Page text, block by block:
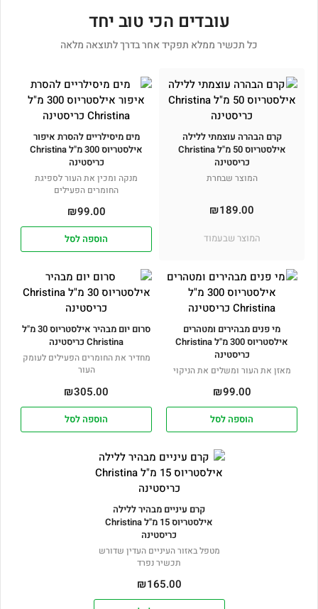
עובדים הכי טוב יחד
כל תכשיר ממלא תפקיד אחר בדרך לתוצאה מלאה
קרם הבהרה עוצמתי ללילה
אילסטריוס 50 מ"ל Christina
כריסטינה
המוצר שבחרת
₪189.00
המוצר שבעמוד
מים מיסילריים להסרת איפור
אילסטריוס 300 מ"ל Christina
כריסטינה
מנקה ומכין את העור לספיגת
החומרים הפעילים
₪99.00
הוספה לסל
מי פנים מבהירים ומטהרים
אילסטריוס 300 מ"ל Christina
כריסטינה
מאזן את העור ומשלים את הניקוי
₪99.00
הוספה לסל
סרום יום מבהיר אילסטריוס 30 מ"ל
Christina כריסטינה
מחדיר את החומרים הפעילים לעומק
העור
₪305.00
הוספה לסל
קרם עיניים מבהיר ללילה
אילסטריוס 15 מ"ל Christina
כריסטינה
מטפל באזור העיניים העדין שדורש
תכשיר נפרד
₪165.00